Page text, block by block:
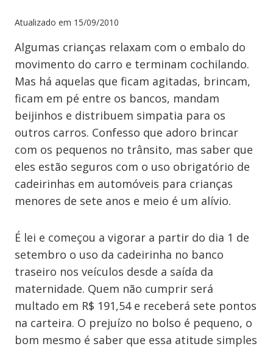
Atualizado em 15/09/2010
Algumas crianças relaxam com o embalo do
movimento do carro e terminam cochilando.
Mas há aquelas que ficam agitadas, brincam,
ficam em pé entre os bancos, mandam
beijinhos e distribuem simpatia para os
outros carros. Confesso que adoro brincar
com os pequenos no trânsito, mas saber que
eles estão seguros com o uso obrigatório de
cadeirinhas em automóveis para crianças
menores de sete anos e meio é um alívio.
É lei e começou a vigorar a partir do dia 1 de
setembro o uso da cadeirinha no banco
traseiro nos veículos desde a saída da
maternidade. Quem não cumprir será
multado em R$ 191,54 e receberá sete pontos
na carteira. O prejuízo no bolso é pequeno, o
bom mesmo é saber que essa atitude simples